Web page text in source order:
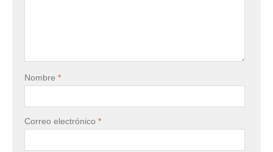
Nombre *
Correo electrónico *